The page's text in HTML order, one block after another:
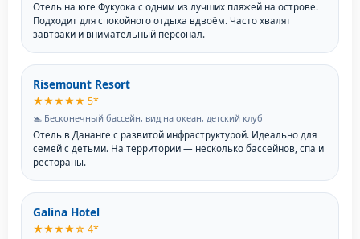
Отель на юге Фукуока с одним из лучших пляжей на острове.
Подходит для спокойного отдыха вдвоём. Часто хвалят
завтраки и внимательный персонал.
Risemount Resort
★★★★★ 5*
🏊 Бесконечный бассейн, вид на океан, детский клуб
Отель в Дананге с развитой инфраструктурой. Идеально для
семей с детьми. На территории — несколько бассейнов, спа и
рестораны.
Galina Hotel
★★★★☆ 4*